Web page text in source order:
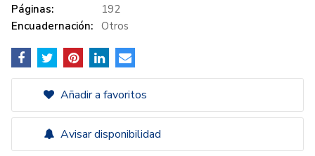
Páginas:
192
Encuadernación: Otros
Añadir a favoritos
Avisar disponibilidad